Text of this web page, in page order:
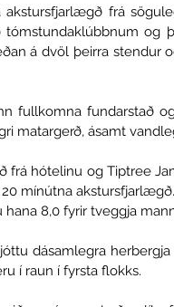
akstursfjarlægð frá
og
á dvöl þeirra stendur
fullkomna fundarstað
matargerð, ásamt
frá hótelinu og Tiptree
mínútna
8,0 fyrir tveggja
dásamlegra
í raun í fyrsta flokks.